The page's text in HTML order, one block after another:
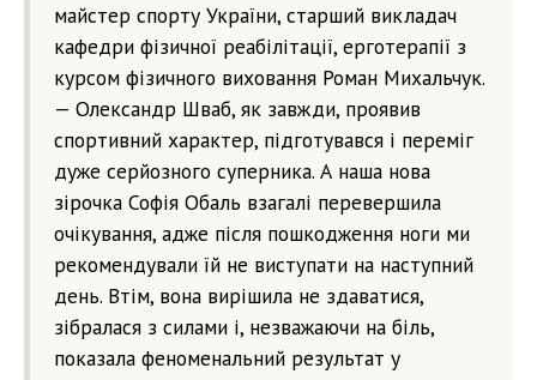
майстер спорту України, старший викладач
кафедри фізичної реабілітації, ерготерапії з
курсом фізичного виховання Роман Михальчук.
— Олександр Шваб, як завжди, проявив
спортивний характер, підготувався і переміг
дуже серйозного суперника. А наша нова
зірочка Софія Обаль взагалі перевершила
очікування, адже після пошкодження ноги ми
рекомендували їй не виступати на наступний
день. Втім, вона вирішила не здаватися,
зібралася з силами і, незважаючи на біль,
показала феноменальний результат у